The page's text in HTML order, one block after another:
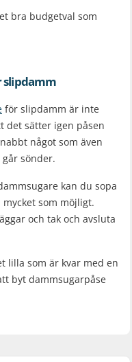
bra budgetval som
slipdamm
för slipdamm är inte
det sätter igen påsen
något som även
sönder.
kan du sopa
som möjligt.
och tak och avsluta
lilla som är kvar med en
byt dammsugarpåse